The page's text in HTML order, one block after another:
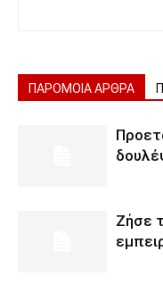
ΠΑΡΟΜΟΙΑ ΑΡΘΡΑ
Ζήσε